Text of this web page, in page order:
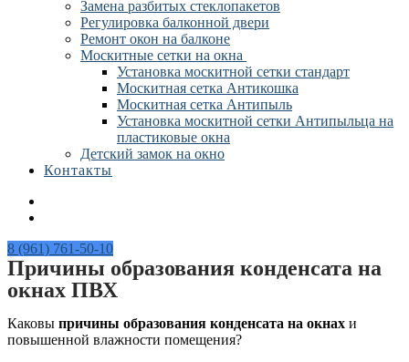
Замена разбитых стеклопакетов
Регулировка балконной двери
Ремонт окон на балконе
Москитные сетки на окна
Установка москитной сетки стандарт
Москитная сетка Антикошка
Москитная сетка Антипыль
Установка москитной сетки Антипыльца на
пластиковые окна
Детский замок на окно
Контакты
8 (961) 761-50-10
Причины образования конденсата на
окнах ПВХ
Каковы причины образования конденсата на окнах и
повышенной влажности помещения?